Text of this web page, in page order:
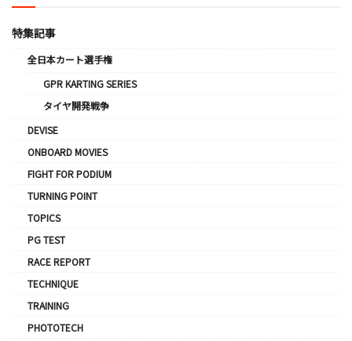
特集記事
全日本カート選手権
GPR KARTING SERIES
タイヤ開発戦争
DEVISE
ONBOARD MOVIES
FIGHT FOR PODIUM
TURNING POINT
TOPICS
PG TEST
RACE REPORT
TECHNIQUE
TRAINING
PHOTOTECH